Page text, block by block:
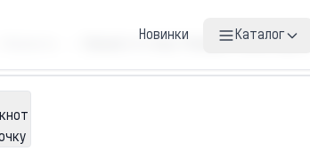
Новинки Каталог
Блокнот в точку "Успеваю только жрать"